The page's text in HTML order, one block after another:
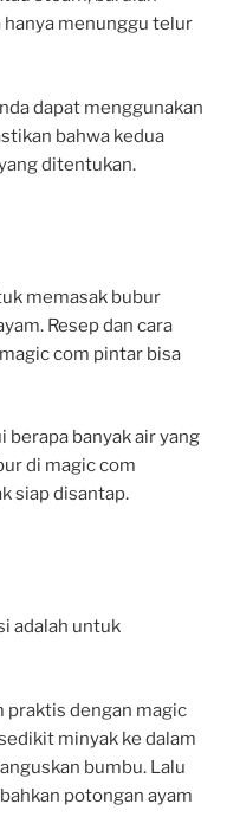
hanya menunggu telur
dapat menggunakan
bahwa kedua
ditentukan.
memasak bubur
Resep dan cara
com pintar bisa
banyak air yang
di magic com
siap disantap.
adalah untuk
praktis dengan magic
minyak ke dalam
bumbu. Lalu
potongan ayam